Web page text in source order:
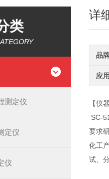
类
测定仪
定仪
仪
详
品
应
【仪
SC-
要求
化工
试、